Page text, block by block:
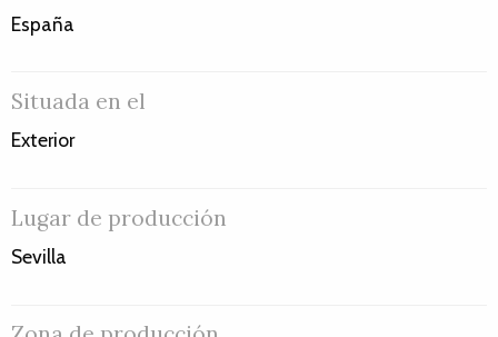
España
Situada en el
Exterior
Lugar de producción
Sevilla